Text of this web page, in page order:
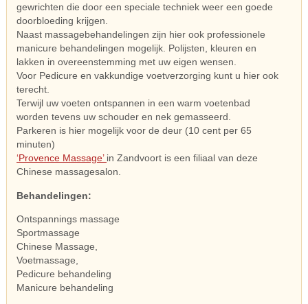
gewrichten die door een speciale techniek weer een goede
doorbloeding krijgen.
Naast massagebehandelingen zijn hier ook professionele
manicure behandelingen mogelijk. Polijsten, kleuren en
lakken in overeenstemming met uw eigen wensen.
Voor Pedicure en vakkundige voetverzorging kunt u hier ook
terecht.
Terwijl uw voeten ontspannen in een warm voetenbad
worden tevens uw schouder en nek gemasseerd.
Parkeren is hier mogelijk voor de deur (10 cent per 65
minuten)
‘Provence Massage’ in Zandvoort is een filiaal van deze
Chinese massagesalon.
Behandelingen:
Ontspannings massage
Sportmassage
Chinese Massage,
Voetmassage,
Pedicure behandeling
Manicure behandeling